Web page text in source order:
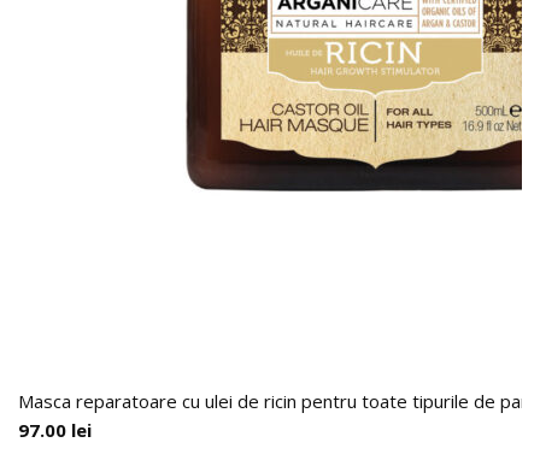
Masca reparatoare cu ulei de ricin pentru toate tipurile de par,
97.00 lei